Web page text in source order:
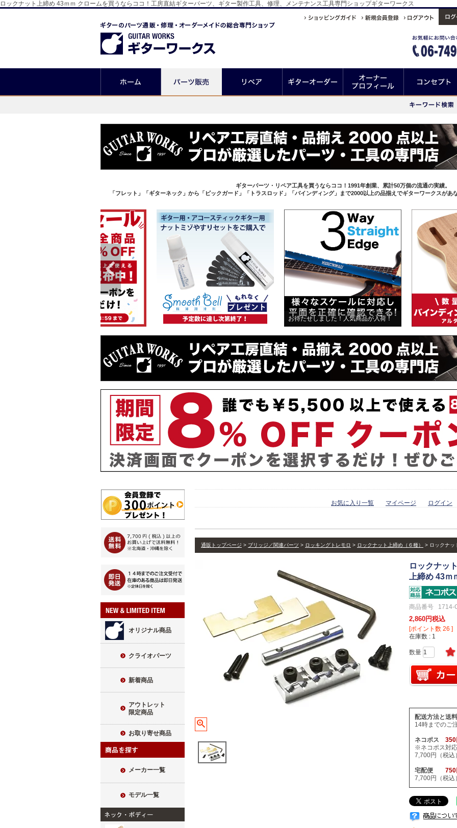
ロックナット上締め 43ｍｍ クロームを買うならココ！工房直結ギターパーツ、ギター製作工具、修理、メンテナンス工具専門ショップギターワークス
ギターパーツ・リペア工具を買うならココ！1991年創業、累計50万個の流通の実績。
「フレット」「ギターネック」から「ピックガード」「トラスロッド」「バインディング」まで2000以上の品揃えでギターワークスが
お待たせしました！人気商品が入荷！
オリジナル商品
クライオパーツ
新着商品
アウトレット
限定商品
お取り寄せ商品
メーカー一覧
モデル一覧
お気に入り一覧 マイページ ログイン
通販トップページ ブリッジ／関連パーツ ロッキングトレモロ ロックナット上締め（６種） ロックナ
ロックナッ
上締め 43
商品番号 1714-
2,860 税込
[ポイント数 26 ]
在庫数
1
配送方法と送料
14時までのご
ネコポス 350
※ネコポス対
7,700円（税込
宅配便 750
7,700円（税